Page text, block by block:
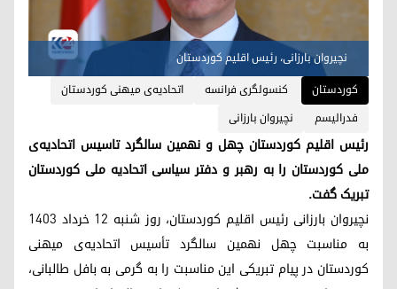
نچیروان بارزانی، رئیس اقلیم کوردستان
کوردستان
کنسولگری فرانسە
اتحادیه‌ی میهنی کوردستان
فدرالیسم
نچیروان بارزانی
رئیس اقلیم کوردستان چهل و نهمین سالگرد تاسیس اتحادیه‌ی
ملی کوردستان را به رهبر و دفتر سیاسی اتحادیه ملی کوردستان
تبریک گفت.
نچیروان بارزانی رئیس اقلیم کوردستان، روز شنبه ۱۲ خرداد ۱۴۰۳
به مناسبت چهل نهمین سالگرد تأسیس اتحادیه‌ی میهنی
کوردستان در پیام تبریکی این مناسبت را به گرمی به بافل طالبانی،